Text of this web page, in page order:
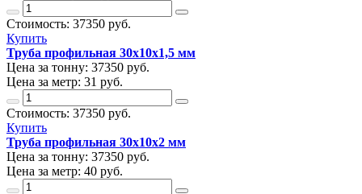
Стоимость: 37350 руб.
Купить
Труба профильная 30х10х1,5 мм
Цена за тонну: 37350 руб.
Цена за метр: 31 руб.
Стоимость: 37350 руб.
Купить
Труба профильная 30х10х2 мм
Цена за тонну: 37350 руб.
Цена за метр: 40 руб.